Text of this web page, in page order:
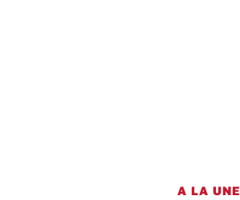
A LA UNE